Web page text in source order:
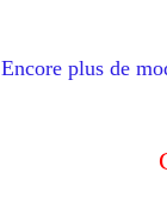
Encore plus de